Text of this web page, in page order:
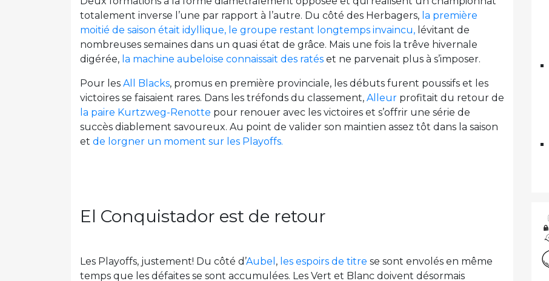
totalement inverse l’une par rapport à l’autre. Du côté des Herbagers, la première
moitié de saison était idyllique, le groupe restant longtemps invaincu, lévitant de
nombreuses semaines dans un quasi état de grâce. Mais une fois la trêve hivernale
digérée, la machine aubeloise connaissait des ratés et ne parvenait plus à s’imposer.
Pour les All Blacks, promus en première provinciale, les débuts furent poussifs et les
victoires se faisaient rares. Dans les tréfonds du classement, Alleur profitait du retour de
la paire Kurtzweg-Renotte pour renouer avec les victoires et s’offrir une série de
succès diablement savoureux. Au point de valider son maintien assez tôt dans la saison
et de lorgner un moment sur les Playoffs.
El Conquistador est de retour
Les Playoffs, justement! Du côté d’Aubel , les espoirs de titre se sont envolés en même
temps que les défaites se sont accumulées. Les Vert et Blanc doivent désormais